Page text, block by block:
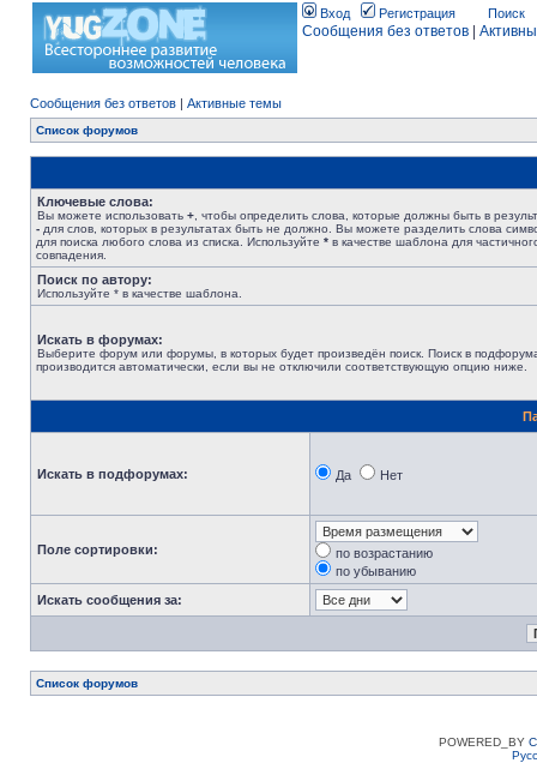
Вход Регистрация Поиск
Сообщения без ответов
Сообщения без ответов | Активные темы
Список форумов
Ключевые слова:
Вы можете использовать + , чтобы определить слова, которые должны быть в
- для слов, которых в результатах быть не должно. Вы можете разделить слова
для поиска любого слова из списка. Используйте * в качестве шаблона для
совпадения.
Поиск по автору:
Используйте * в качестве шаблона.
Искать в форумах:
Выберите форум или форумы, в которых будет произведён поиск. Поиск в
производится автоматически, если вы не отключили соответствующую опцию ниже.
Искать в подфорумах: Да Нет
Поле сортировки:
по возрастанию
по убыванию
Искать сообщения за:
Список форумов
POWERED_BY